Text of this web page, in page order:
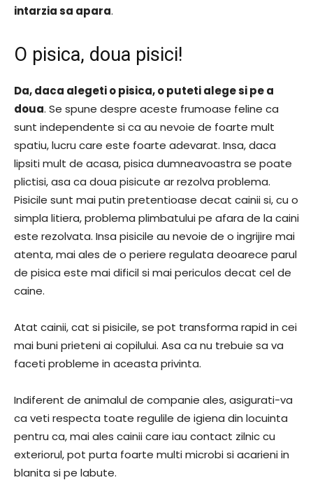
intarzia sa apara.
O pisica, doua pisici!
Da, daca alegeti o pisica, o puteti alege si pe a
doua. Se spune despre aceste frumoase feline ca
sunt independente si ca au nevoie de foarte mult
spatiu, lucru care este foarte adevarat. Insa, daca
lipsiti mult de acasa, pisica dumneavoastra se poate
plictisi, asa ca doua pisicute ar rezolva problema.
Pisicile sunt mai putin pretentioase decat cainii si, cu o
simpla litiera, problema plimbatului pe afara de la caini
este rezolvata. Insa pisicile au nevoie de o ingrijire mai
atenta, mai ales de o periere regulata deoarece parul
de pisica este mai dificil si mai periculos decat cel de
caine.
Atat cainii, cat si pisicile, se pot transforma rapid in cei
mai buni prieteni ai copilului. Asa ca nu trebuie sa va
faceti probleme in aceasta privinta.
Indiferent de animalul de companie ales, asigurati-va
ca veti respecta toate regulile de igiena din locuinta
pentru ca, mai ales cainii care iau contact zilnic cu
exteriorul, pot purta foarte multi microbi si acarieni in
blanita si pe labute.